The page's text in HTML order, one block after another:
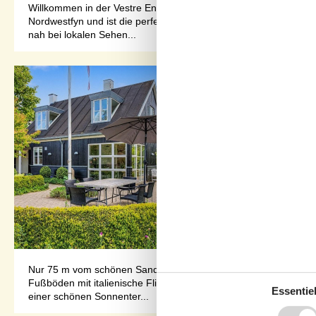
Willkommen in der Vestre Engvej 123, einer schönen
Nordwestfyn und ist die perfekte Wahl für kleine Familien und
nah bei lokalen Sehen...
Nur 75 m vom schönen Sandstrand entfernt liegt dieses
Fußböden mit italienische Fliesen ausgelegt und im
einer schönen Sonnenter...